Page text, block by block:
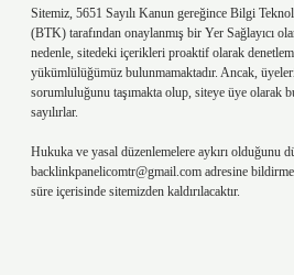
Sitemiz, 5651 Sayılı Kanun gereğince Bilgi
(BTK) tarafından onaylanmış bir Yer Sağlayıcı
nedenle, sitedeki içerikleri proaktif olarak
yükümlülüğümüz bulunmamaktadır. Ancak,
sorumluluğunu taşımakta olup, siteye üye olarak
sayılırlar.
Hukuka ve yasal düzenlemelere aykırı olduğunu
backlinkpanelicomtr@gmail.com adresine
süre içerisinde sitemizden kaldırılacaktır.